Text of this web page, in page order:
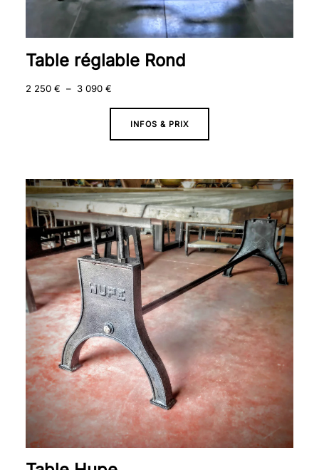
Table réglable Rond
2 250 € – 3 090 €
INFOS & PRIX
Plage
de
prix :
1
650 €
à
2
490 €